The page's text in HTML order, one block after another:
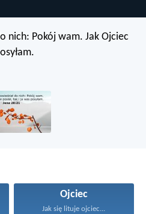
nich: Pokój wam. Jak Ojciec
Ojciec
Jak się lituje ojciec...